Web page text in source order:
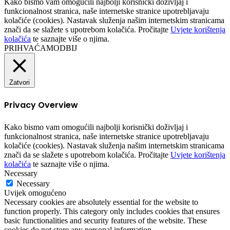
Kako bismo vam omogućili najbolji korisnički doživljaj i
funkcionalnost stranica, naše internetske stranice upotrebljavaju
kolačiće (cookies). Nastavak služenja našim internetskim stranicama
znači da se slažete s upotrebom kolačića. Pročitajte Uvjete korištenja
kolačića te saznajte više o njima.
PRIHVAĆAMODBIJ
Zatvori
Privacy Overview
Kako bismo vam omogućili najbolji korisnički doživljaj i
funkcionalnost stranica, naše internetske stranice upotrebljavaju
kolačiće (cookies). Nastavak služenja našim internetskim stranicama
znači da se slažete s upotrebom kolačića. Pročitajte Uvjete korištenja
kolačića te saznajte više o njima.
Necessary
Necessary
Uvijek omogućeno
Necessary cookies are absolutely essential for the website to
function properly. This category only includes cookies that ensures
basic functionalities and security features of the website. These